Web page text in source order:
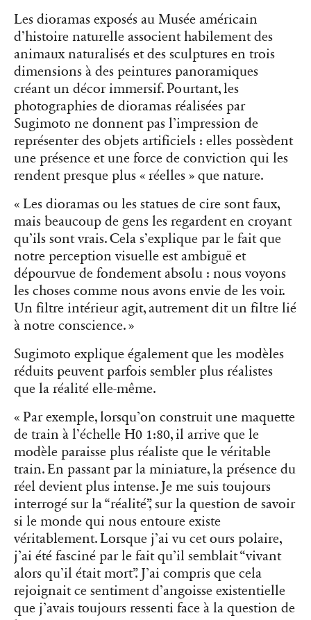
Les dioramas exposés au Musée américain
d’histoire naturelle associent habilement des
animaux naturalisés et des sculptures en trois
dimensions à des peintures panoramiques
créant un décor immersif. Pourtant, les
photographies de dioramas réalisées par
Sugimoto ne donnent pas l’impression de
représenter des objets artificiels : elles possèdent
une présence et une force de conviction qui les
rendent presque plus « réelles » que nature.
« Les dioramas ou les statues de cire sont faux,
mais beaucoup de gens les regardent en croyant
qu’ils sont vrais. Cela s’explique par le fait que
notre perception visuelle est ambiguë et
dépourvue de fondement absolu : nous voyons
les choses comme nous avons envie de les voir.
Un filtre intérieur agit, autrement dit un filtre lié
à notre conscience. »
Sugimoto explique également que les modèles
réduits peuvent parfois sembler plus réalistes
que la réalité elle-même.
« Par exemple, lorsqu’on construit une maquette
de train à l’échelle H0 1:80, il arrive que le
modèle paraisse plus réaliste que le véritable
train. En passant par la miniature, la présence du
réel devient plus intense. Je me suis toujours
interrogé sur la “réalité”, sur la question de savoir
si le monde qui nous entoure existe
véritablement. Lorsque j’ai vu cet ours polaire,
j’ai été fasciné par le fait qu’il semblait “vivant
alors qu’il était mort”. J’ai compris que cela
rejoignait ce sentiment d’angoisse existentielle
que j’avais toujours ressenti face à la question de